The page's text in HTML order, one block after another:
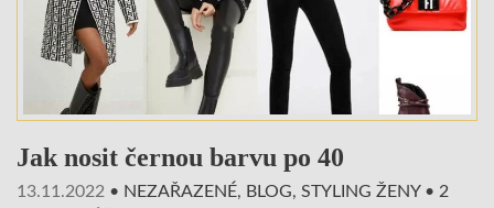
Jak nosit černou barvu po 40
13.11.2022 • NEZAŘAZENÉ, BLOG, STYLING ŽENY• 2